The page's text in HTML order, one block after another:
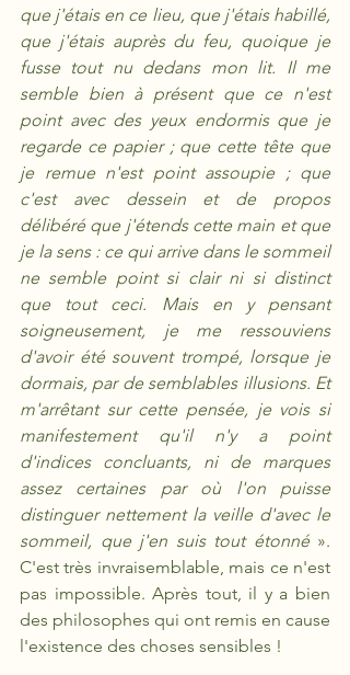
que j'étais en ce lieu, que j'étais habillé,
que j'étais auprès du feu, quoique je
fusse tout nu dedans mon lit. Il me
semble bien à présent que ce n'est
point avec des yeux endormis que je
regarde ce papier ; que cette tête que
je remue n'est point assoupie ; que
c'est avec dessein et de propos
délibéré que j'étends cette main et que
je la sens : ce qui arrive dans le sommeil
ne semble point si clair ni si distinct
que tout ceci. Mais en y pensant
soigneusement, je me ressouviens
d'avoir été souvent trompé, lorsque je
dormais, par de semblables illusions. Et
m'arrêtant sur cette pensée, je vois si
manifestement qu'il n'y a point
d'indices concluants, ni de marques
assez certaines par où l'on puisse
distinguer nettement la veille d'avec le
sommeil, que j'en suis tout étonné ».
C'est très invraisemblable, mais ce n'est
pas impossible. Après tout, il y a bien
des philosophes qui ont remis en cause
l'existence des choses sensibles !